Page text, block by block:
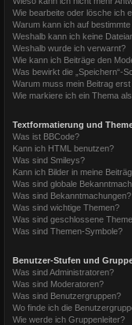
Wie bearbeite oder lösche ich
Warum kann ich auf
Weshalb kann ich keine
Weshalb wurde ich verwarnt?
Wie kann ich Beiträge den
Was bewirkt die „Speichern“-
Warum muss mein Beitrag
Wie markiere ich ein Thema
Textformatierung und
Was ist BBCode?
Kann ich HTML benutzen?
Was sind Smileys?
Kann ich Bilder in meine
Was sind globale
Was sind Bekanntmachungen?
Was sind wichtige Themen?
Was sind geschlossene
Was sind Themen-Symbole?
Benutzer-Stufen und
Was sind Administratoren?
Was sind Moderatoren?
Was sind Benutzergruppen?
Wo finde ich die
Wie werde ich Gruppenleiter?